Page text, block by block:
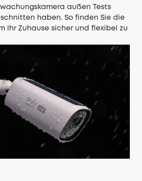
außen Tests
haben. So finden Sie die
Ihr Zuhause sicher und flexibel zu